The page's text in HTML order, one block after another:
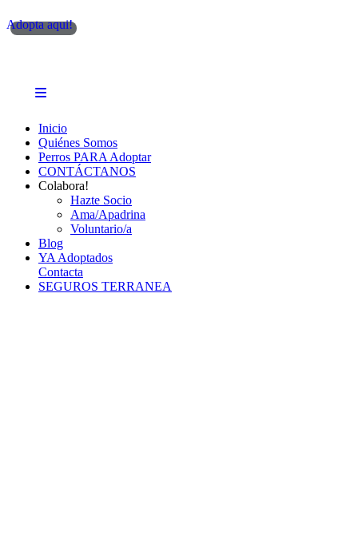
Adopta aqui!
Inicio
Quiénes Somos
Perros PARA Adoptar
CONTÁCTANOS
Colabora!
Hazte Socio
Ama/Apadrina
Voluntario/a
Blog
YA Adoptados
Contacta
SEGUROS TERRANEA